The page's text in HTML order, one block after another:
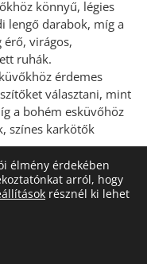
könnyű, légies
lengő darabok, míg a
érő, virágos,
ruhák.
érdemes
választani, mint
a bohém esküvőhöz
színes karkötők
a
ruhát, amely
A
harmóniát
esküvői dekorációk
magabiztosan és
élmény érdekében
arról, hogy
résznél ki lehet